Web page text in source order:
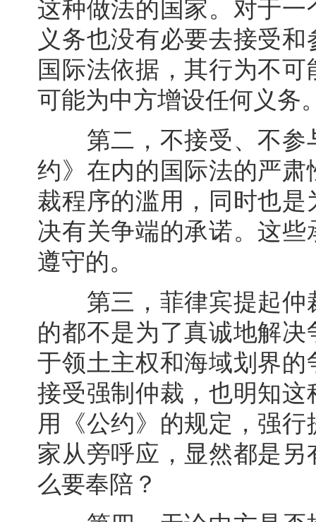
这种做法的国家。对于
义务也没有必要去接受
国际法依据，其行为不
可能为中方增设任何义务
第二，不接受、不参
约》在内的国际法的严
裁程序的滥用，同时也
决有关争端的承诺。这
遵守的。
第三，菲律宾提起仲
的都不是为了真诚地解
于领土主权和海域划界
接受强制仲裁，也明知
用《公约》的规定，强
家从旁呼应，显然都是
么要奉陪？